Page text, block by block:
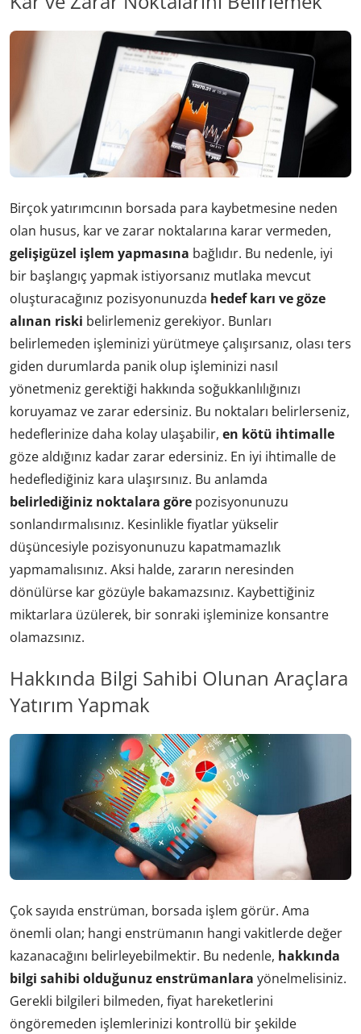
Birçok yatırımcının borsada para kaybetmesine neden
olan husus, kar ve zarar noktalarına karar vermeden,
gelişigüzel işlem yapmasına bağlıdır. Bu nedenle, iyi
bir başlangıç yapmak istiyorsanız mutlaka mevcut
oluşturacağınız pozisyonunuzda hedef karı ve göze
alınan riski belirlemeniz gerekiyor. Bunları
belirlemeden işleminizi yürütmeye çalışırsanız, olası ters
giden durumlarda panik olup işleminizi nasıl
yönetmeniz gerektiği hakkında soğukkanlılığınızı
koruyamaz ve zarar edersiniz. Bu noktaları belirlerseniz,
hedeflerinize daha kolay ulaşabilir, en kötü ihtimalle
göze aldığınız kadar zarar edersiniz. En iyi ihtimalle de
hedeflediğiniz kara ulaşırsınız. Bu anlamda
belirlediğiniz noktalara göre pozisyonunuzu
sonlandırmalısınız. Kesinlikle fiyatlar yükselir
düşüncesiyle pozisyonunuzu kapatmamazlık
yapmamalısınız. Aksi halde, zararın neresinden
dönülürse kar gözüyle bakamazsınız. Kaybettiğiniz
miktarlara üzülerek, bir sonraki işleminize konsantre
olamazsınız.
Hakkında Bilgi Sahibi Olunan Araçlara
Yatırım Yapmak
Çok sayıda enstrüman, borsada işlem görür. Ama
önemli olan; hangi enstrümanın hangi vakitlerde değer
kazanacağını belirleyebilmektir. Bu nedenle, hakkında
bilgi sahibi olduğunuz enstrümanlara yönelmelisiniz.
Gerekli bilgileri bilmeden, fiyat hareketlerini
öngöremeden işlemlerinizi kontrollü bir şekilde